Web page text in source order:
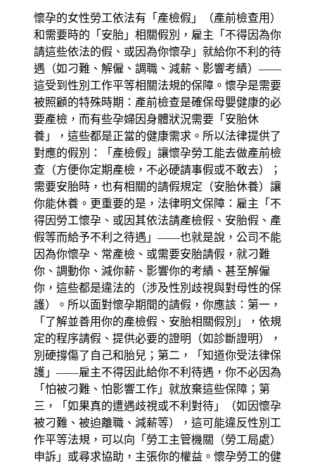
懷孕的女性勞工依法有「產檢假」（產前檢查用）
和需要時的「安胎」相關假別，雇主「不得因為你
請這些依法的假、或因為你懷孕」就給你不利的待
遇（如刁難、解僱、調職、減薪、影響考績）——
這受到性別工作平等相關法規的保障。懷孕是需要
被照顧的特殊時期：產前檢查是確保母嬰健康的必
要產檢，而有些孕婦因身體狀況需要「安胎休
養」，這些都是正當的健康需求。所以法律提供了
對應的假別：「產檢假」讓懷孕勞工能去做產前檢
查（方便你定期產檢，不必硬請事假或不敢去）；
需要安胎時，也有相關的請假規定（安胎休養）讓
你能休養。更重要的是，法律明文保障：雇主「不
得因勞工懷孕、或因其依法請產檢假、安胎假、產
假等而給予不利之待遇」——也就是說，公司不能
因為你懷孕、常產檢、或需要安胎請假，就刁難
你、調動你、減你薪、影響你的考績、甚至解僱
你，這些都是違法的（涉及性別歧視與對母性的保
護）。所以面對懷孕期間的請假，你應該：第一，
「了解並善用你的產檢假、安胎相關假別」，依規
定的程序請假、提供必要的證明（如診斷證明），
別硬撐傷了自己和胎兒；第二，「知道你受法律保
護」——雇主不得因此給你不利待遇，你不必因為
「怕被刁難、怕影響工作」就放棄這些保障；第
三，「如果真的遭遇歧視或不利對待」（如因懷孕
被刁難、被迫離職、減薪等），這可能違反性別工
作平等法規，可以向「勞工主管機關（勞工局處）
申訴」或尋求協助，主張你的權益。懷孕勞工的健